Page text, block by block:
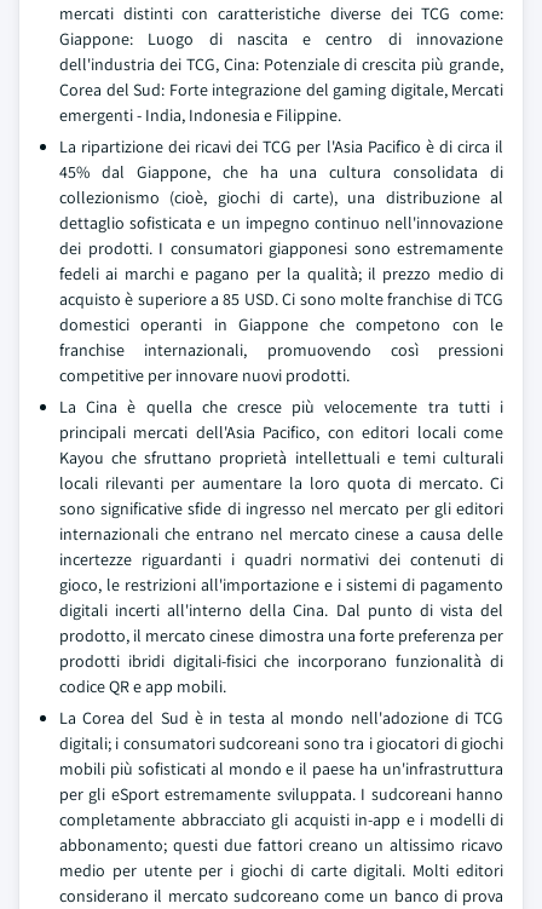
mercati distinti con caratteristiche diverse dei TCG come:
Giappone: Luogo di nascita e centro di innovazione
dell'industria dei TCG, Cina: Potenziale di crescita più grande,
Corea del Sud: Forte integrazione del gaming digitale, Mercati
emergenti - India, Indonesia e Filippine.
La ripartizione dei ricavi dei TCG per l'Asia Pacifico è di circa il
45% dal Giappone, che ha una cultura consolidata di
collezionismo (cioè, giochi di carte), una distribuzione al
dettaglio sofisticata e un impegno continuo nell'innovazione
dei prodotti. I consumatori giapponesi sono estremamente
fedeli ai marchi e pagano per la qualità; il prezzo medio di
acquisto è superiore a 85 USD. Ci sono molte franchise di TCG
domestici operanti in Giappone che competono con le
franchise internazionali, promuovendo così pressioni
competitive per innovare nuovi prodotti.
La Cina è quella che cresce più velocemente tra tutti i
principali mercati dell'Asia Pacifico, con editori locali come
Kayou che sfruttano proprietà intellettuali e temi culturali
locali rilevanti per aumentare la loro quota di mercato. Ci
sono significative sfide di ingresso nel mercato per gli editori
internazionali che entrano nel mercato cinese a causa delle
incertezze riguardanti i quadri normativi dei contenuti di
gioco, le restrizioni all'importazione e i sistemi di pagamento
digitali incerti all'interno della Cina. Dal punto di vista del
prodotto, il mercato cinese dimostra una forte preferenza per
prodotti ibridi digitali-fisici che incorporano funzionalità di
codice QR e app mobili.
La Corea del Sud è in testa al mondo nell'adozione di TCG
digitali; i consumatori sudcoreani sono tra i giocatori di giochi
mobili più sofisticati al mondo e il paese ha un'infrastruttura
per gli eSport estremamente sviluppata. I sudcoreani hanno
completamente abbracciato gli acquisti in-app e i modelli di
abbonamento; questi due fattori creano un altissimo ricavo
medio per utente per i giochi di carte digitali. Molti editori
considerano il mercato sudcoreano come un banco di prova